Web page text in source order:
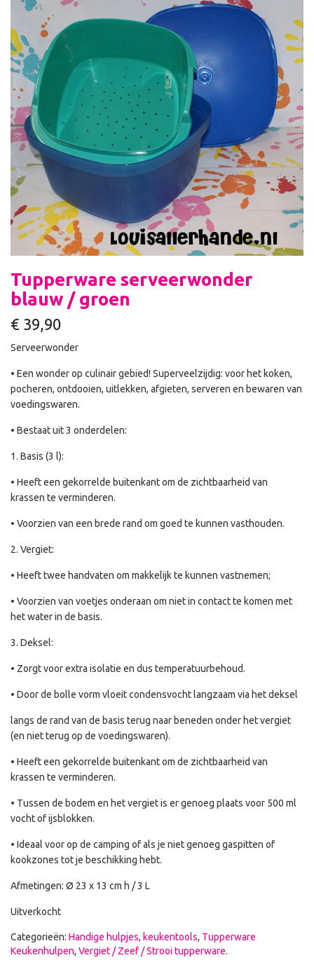
Tupperware serveerwonder
blauw / groen
€ 39,90
Serveerwonder
• Een wonder op culinair gebied! Superveelzijdig: voor het koken,
pocheren, ontdooien, uitlekken, afgieten, serveren en bewaren van
voedingswaren.
• Bestaat uit 3 onderdelen:
1. Basis (3 l):
• Heeft een gekorrelde buitenkant om de zichtbaarheid van
krassen te verminderen.
• Voorzien van een brede rand om goed te kunnen vasthouden.
2. Vergiet:
• Heeft twee handvaten om makkelijk te kunnen vastnemen;
• Voorzien van voetjes onderaan om niet in contact te komen met
het water in de basis.
3. Deksel:
• Zorgt voor extra isolatie en dus temperatuurbehoud.
• Door de bolle vorm vloeit condensvocht langzaam via het deksel
langs de rand van de basis terug naar beneden onder het vergiet
(en niet terug op de voedingswaren).
• Heeft een gekorrelde buitenkant om de zichtbaarheid van
krassen te verminderen.
• Tussen de bodem en het vergiet is er genoeg plaats voor 500 ml
vocht of ijsblokken.
• Ideaal voor op de camping of als je niet genoeg gaspitten of
kookzones tot je beschikking hebt.
Afmetingen: Ø 23 x 13 cm h / 3 L
Uitverkocht
Categorieën: Handige hulpjes, keukentools, Tupperware
Keukenhulpen, Vergiet / Zeef / Strooi tupperware.